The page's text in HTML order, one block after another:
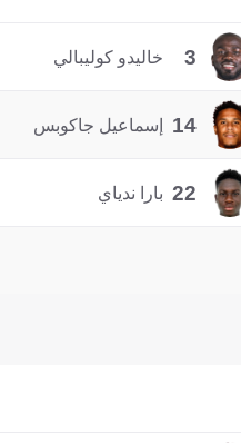
3 خاليدو كوليبالي
14 إسماعيل جاكوبس
22 بارا ندياي